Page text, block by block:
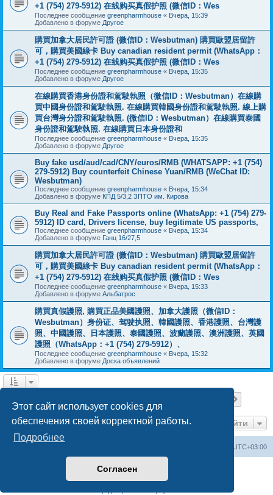
Этот сайт использует cookies для
обеспечения своей корректной работы.
Подробнее
Согласен
+1 (754) 279-5912) 在线购买真假护照 (微信ID：Wes
Последнее сообщение greenpharmhouse « Вчера, 15:39
Добавлено в форуме Другое
購買加拿大居民許可證 (微信ID：Wesbutman) 購買歐盟居留許
可，購買美國綠卡 Buy canadian resident permit (WhatsApp：
+1 (754) 279-5912) 在线购买真假护照 (微信ID：Wes
Последнее сообщение greenpharmhouse « Вчера, 15:35
Добавлено в форуме Другое
在線購買香港身份證和駕駛執照（微信ID：Wesbutman）在線購
買中國身份證和駕駛執照. 在線購買韓國身份證和駕駛執照. 線上購
買台灣身分證和駕駛執照. (微信ID：Wesbutman）在線購買泰國
身份證和駕駛執照. 在線購買日本身份證和
Последнее сообщение greenpharmhouse « Вчера, 15:35
Добавлено в форуме Другое
Buy fake usd/aud/cad/CNY/euros/RMB (WHATSAPP: +1 (754)
279-5912) Buy counterfeit Chinese Yuan/RMB (WeChat ID:
Wesbutman)
Последнее сообщение greenpharmhouse « Вчера, 15:34
Добавлено в форуме КПД 5/3,2 ЗПТО им. Кирова
Buy Real and Fake Passports online (WhatsApp: +1 (754) 279-
5912) ID card, Drivers license, buy legitimate US passports,
Последнее сообщение greenpharmhouse « Вчера, 15:34
Добавлено в форуме Ганц 16/27,5
購買加拿大居民許可證 (微信ID：Wesbutman) 購買歐盟居留許
可，購買美國綠卡 Buy canadian resident permit (WhatsApp：
+1 (754) 279-5912) 在线购买真假护照 (微信ID：Wes
Последнее сообщение greenpharmhouse « Вчера, 15:33
Добавлено в форуме Альбатрос
購買真假護照, 購買正品美國護照、加拿大護照（微信ID：
Wesbutman）身份证、驾驶执照、韓國護照、香港護照、台灣護
照、中國護照、日本護照、泰國護照、波蘭護照、澳洲護照、英國
護照（WhatsApp：+1 (754) 279-5912）、
Последнее сообщение greenpharmhouse « Вчера, 15:32
Добавлено в форуме Доска объявлений
Перейти
UTC+03:00
Создано на основеphpBB® Forum Software © phpBB Limited
Русская поддержка phpBB